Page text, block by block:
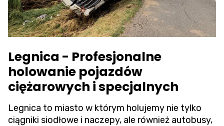
Legnica - Profesjonalne
holowanie pojazdów
ciężarowych i specjalnych
Legnica to miasto w którym holujemy nie tylko
ciągniki siodłowe i naczepy, ale również autobusy,